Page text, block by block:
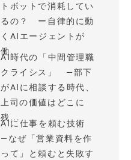
トボットで消耗してい
るの？ ー自律的に動
くAIエージェントが
働...
AI時代の「中間管理職
クライシス」 —部下
がAIに相談する時代、
上司の価値はどこに
残...
AIに仕事を頼む技術
—なぜ「営業資料を作
って」と頼むと失敗す